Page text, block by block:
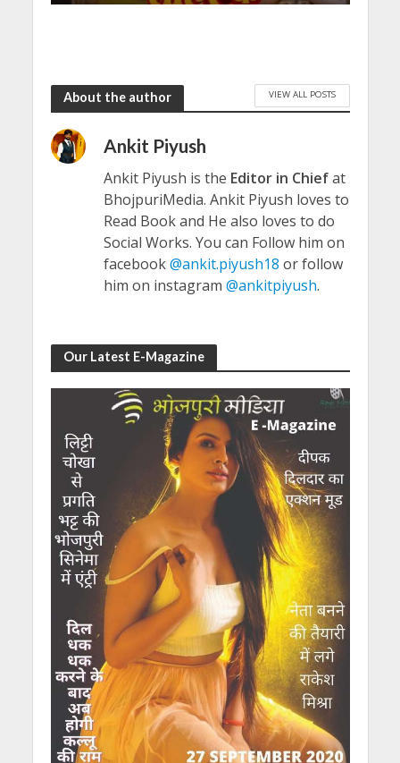
About the author VIEW ALL POSTS
Ankit Piyush
Ankit Piyush is the Editor in Chiefat
BhojpuriMedia. Ankit Piyush loves to
Read Book and He also loves to do
Social Works. You can Follow him on
facebook@ankit.piyush18 or follow
him on instagram @ankitpiyush.
Our Latest E-Magazine